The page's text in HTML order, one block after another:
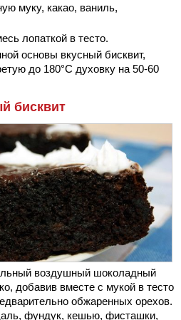
муку, какао, ваниль,
лопаткой в тесто.
основы вкусный бисквит,
до 180°С духовку на 50-60
бисквит
воздушный шоколадный
добавив вместе с мукой в тесто
обжаренных орехов.
фундук, кешью, фисташки,